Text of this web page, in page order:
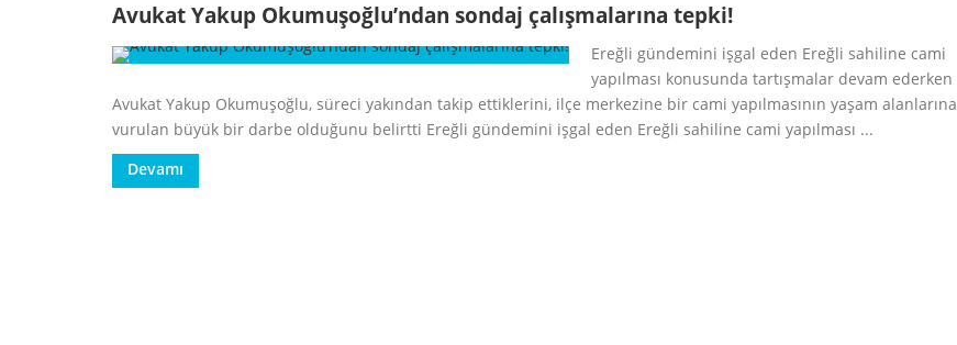
Avukat Yakup Okumuşoğlu’ndan sondaj çalışmalarına tepki!
Ereğli gündemini işgal eden Ereğli sahiline cami
yapılması konusunda tartışmalar devam ederken
Avukat Yakup Okumuşoğlu, süreci yakından takip ettiklerini, ilçe merkezine bir cami yapılmasının yaşam alanlarına
vurulan büyük bir darbe olduğunu belirtti Ereğli gündemini işgal eden Ereğli sahiline cami yapılması ...
Devamı